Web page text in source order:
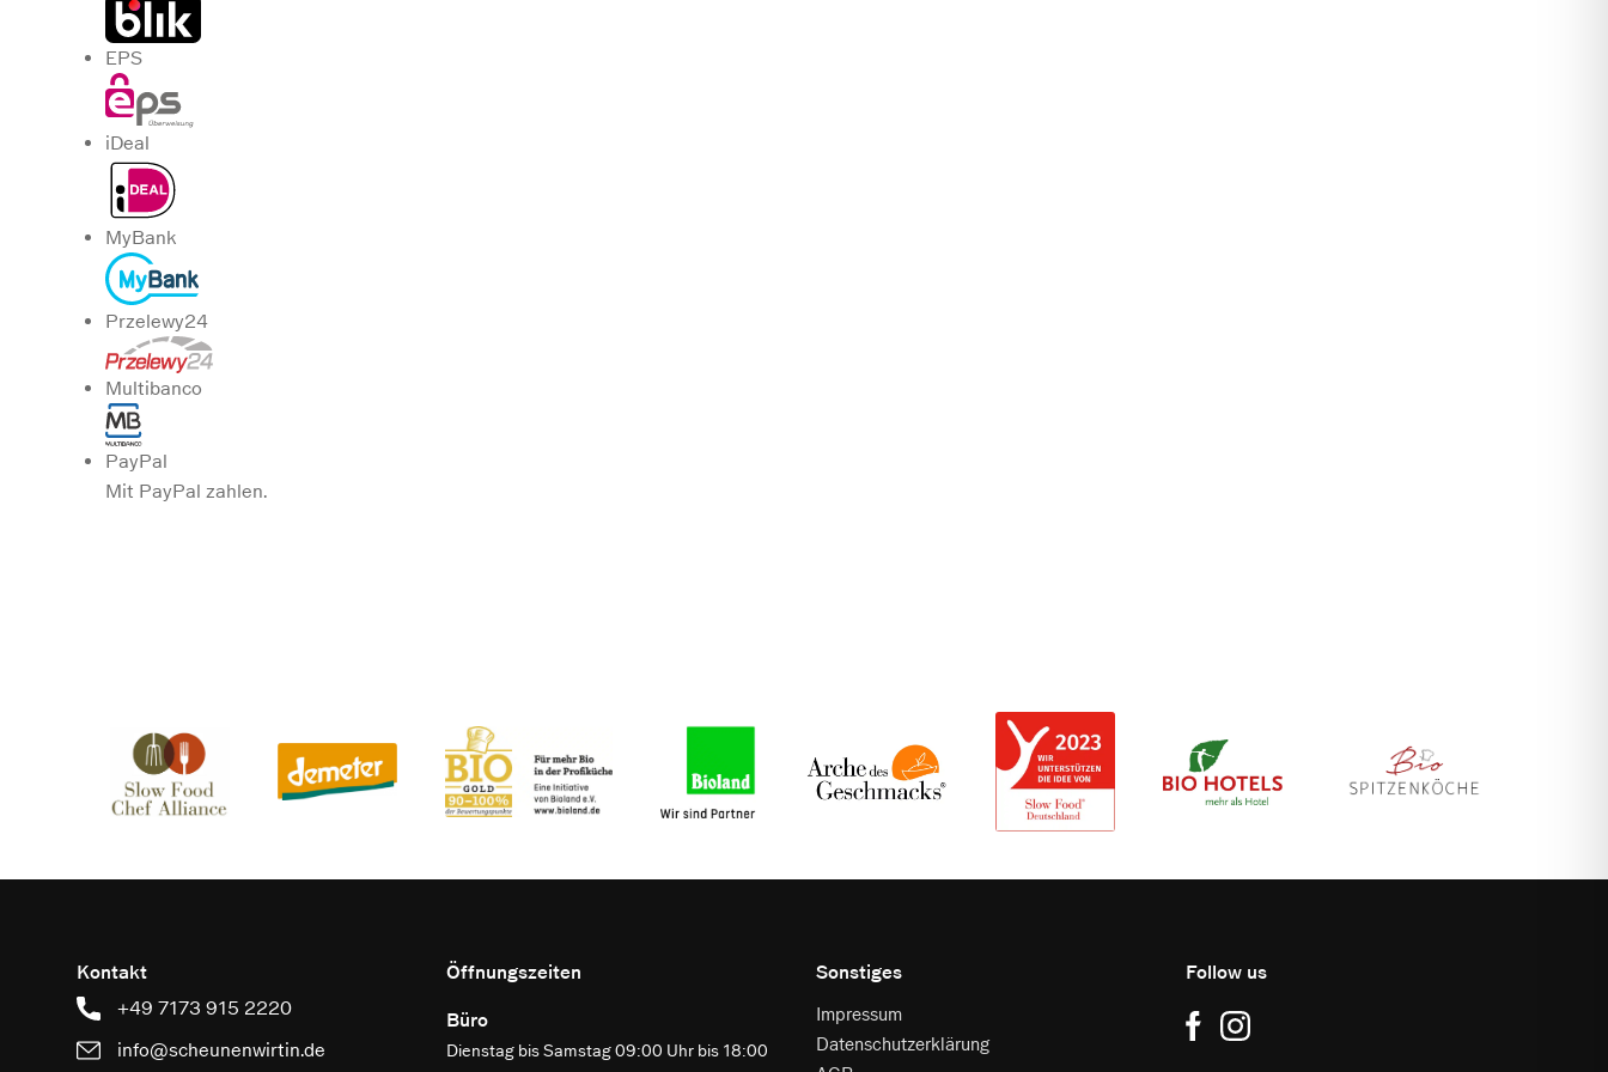
EPS
iDeal
MyBank
Przelewy24
Multibanco
PayPal
Mit PayPal zahlen.
Kontakt
+49 7173 915 2220
info@scheunenwirtin.de
Öffnungszeiten
Büro
Dienstag bis Samstag 09:00 Uhr bis 18:00
Sonstiges
Impressum
Datenschutzerklärung
Follow us